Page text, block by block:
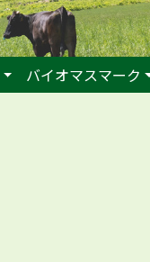
バイオマスマーク